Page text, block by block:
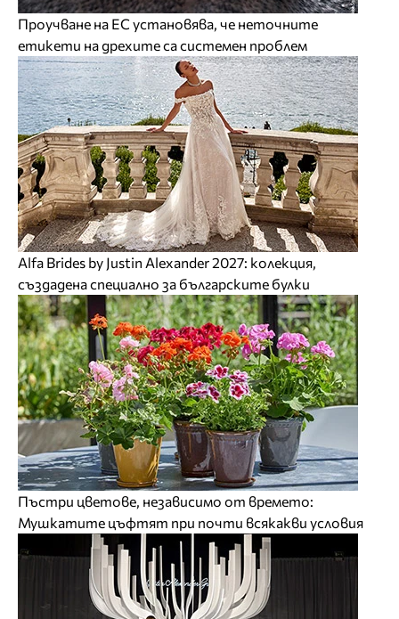
Проучване на ЕС установява, че неточните
етикети на дрехите са системен проблем
Alfa Brides by Justin Alexander 2027: колекция,
създадена специално за българските булки
Пъстри цветове, независимо от времето:
Мушкатите цъфтят при почти всякакви условия